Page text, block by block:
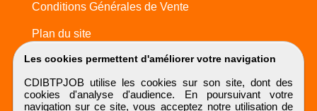
Les cookies permettent d'améliorer votre navigation
CDIBTPJOB utilise les cookies sur son site, dont des
cookies d'analyse d'audience. En poursuivant votre
navigation sur ce site, vous acceptez notre utilisation de
Conditions Générales de Vente
Plan du site